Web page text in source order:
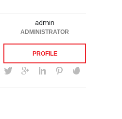
admin
ADMINISTRATOR
PROFILE